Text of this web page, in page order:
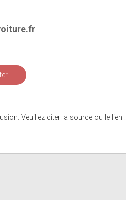
Veuillez citer la source ou le lien :